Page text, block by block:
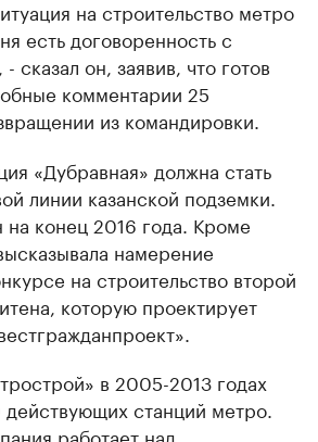
на строительство метро
есть договоренность с
сказал он, заявив, что готов
комментарии 25
из командировки.
«Дубравная» должна стать
линии казанской подземки.
на конец 2016 года. Кроме
намерение
на строительство второй
которую проектирует
в 2005-2013 годах
станций метро.
работает над